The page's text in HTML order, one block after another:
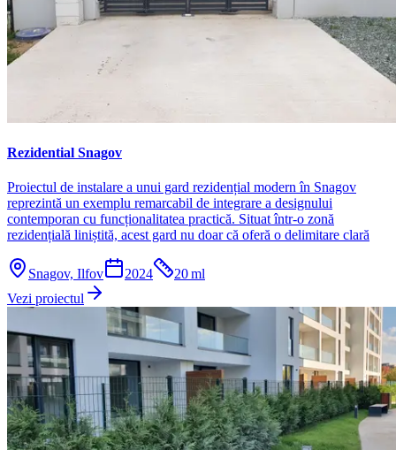
Rezidential Snagov
Proiectul de instalare a unui gard rezidențial modern în Snagov
reprezintă un exemplu remarcabil de integrare a designului
contemporan cu funcționalitatea practică. Situat într-o zonă
rezidențială liniștită, acest gard nu doar că oferă o delimitare clară
Snagov, Ilfov 2024 20ml
Vezi proiectul